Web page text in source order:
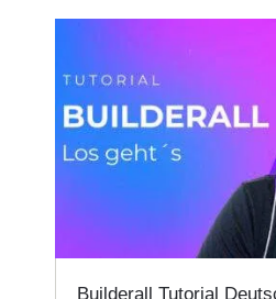
Builderall Tutorial